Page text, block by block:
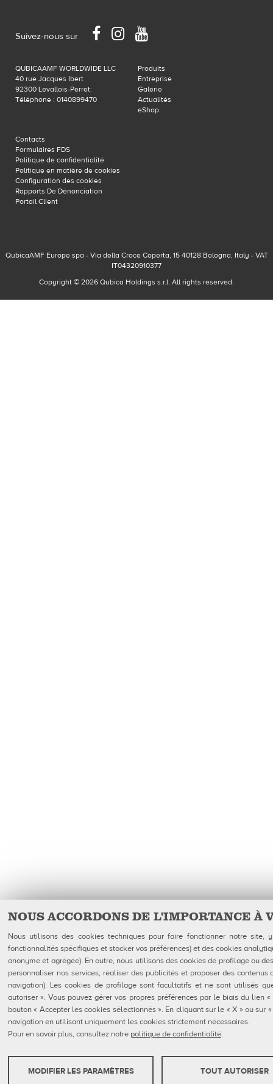
NOUS ACCORDONS DE L'IMPORTANCE À
Nous utilisons des cookies techniques pour faire fonctionner notre site,
fonctionnalités spécifiques et stocker vos préférences) et des cookies
anonyme et agrégée). En outre, nous utilisons des cookies de profilage ou
personnaliser nos services, réaliser des publicités et proposer des
navigation). Les cookies de profilage sont facultatifs et ne sont utilisés
autoriser ». Vous pouvez gérer vos propres préférences par le biais du lien
bouton « Accepter les cookies sélectionnés ». En cliquant sur le « X » ou sur
navigation en utilisant uniquement les cookies strictement nécessaires.
Pour en savoir plus, consultez notre politique de confidentialité.
TOUT AUTORISER
MODIFIER LES PARAMÈTRES
QUBICAAMF WORLDWIDE LLC
40 rue Jacques Ibert
92300 Levallois-Perret:
Téléphone : 0140899470
Produits
Entreprise
Galerie
Actualités
eShop
Contacts
Formulaires FDS
Politique de confidentialité
Politique en matière de cookies
Configuration des cookies
Rapports De Dénonciation
Portail Client
Suivez-nous sur
FacebookInstagram
QubicaAMF Europe spa - Via della Croce Coperta, 15 40128 Bologna, Italy - VAT
IT04320910377
Copyright © 2026 Qubica Holdings s.r.l. All rights reserved.